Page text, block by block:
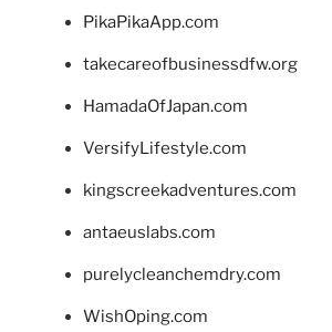
PikaPikaApp.com
takecareofbusinessdfw.org
HamadaOfJapan.com
VersifyLifestyle.com
kingscreekadventures.com
antaeuslabs.com
purelycleanchemdry.com
WishOping.com